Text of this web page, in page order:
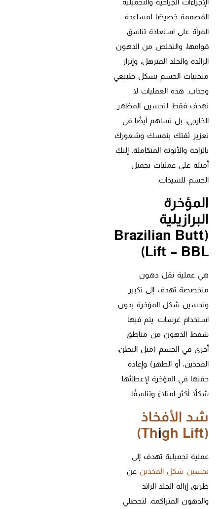
الإجراءات الجراحية والتجميلية
المُصممة خصيصًا لمساعدة
المرأة على استعادة تناسق
قوامها، والتخلص من الدهون
الزائدة والجلد المترهل، وإبراز
منحنيات الجسم بشكل طبيعي
وجذاب. هذه العمليات لا
تهدف فقط لتحسين المظهر
الخارجي، بل تساهم أيضًا في
تعزيز ثقتك بنفسك وشعورك
بالراحة والأنوثة المتكاملة. إليكِ
أمثلة على عمليات تجميل
الجسم للسيدات:
المؤخرة
البرازيلية
(Brazilian Butt
Lift – BBL)
هي عملية نقل دهون
متخصصة تهدف إلى تكبير
وتحسين شكل المؤخرة بدون
استخدام غرسات. يتم فيها
شفط الدهون من مناطق
أخرى في الجسم (مثل البطن،
الفخذين، أو الظهر) وإعادة
حقنها في المؤخرة لإعطائها
شكلاً أكثر امتلاءً وتناسقًا.
شد الأفخاذ
(Th
igh Lift)
عملية تجميلية تهدف إلى
تحسين شكل الفخذين عن
طريق إزالة الجلد الزائد
والدهون المتراكمة، لتحصلي